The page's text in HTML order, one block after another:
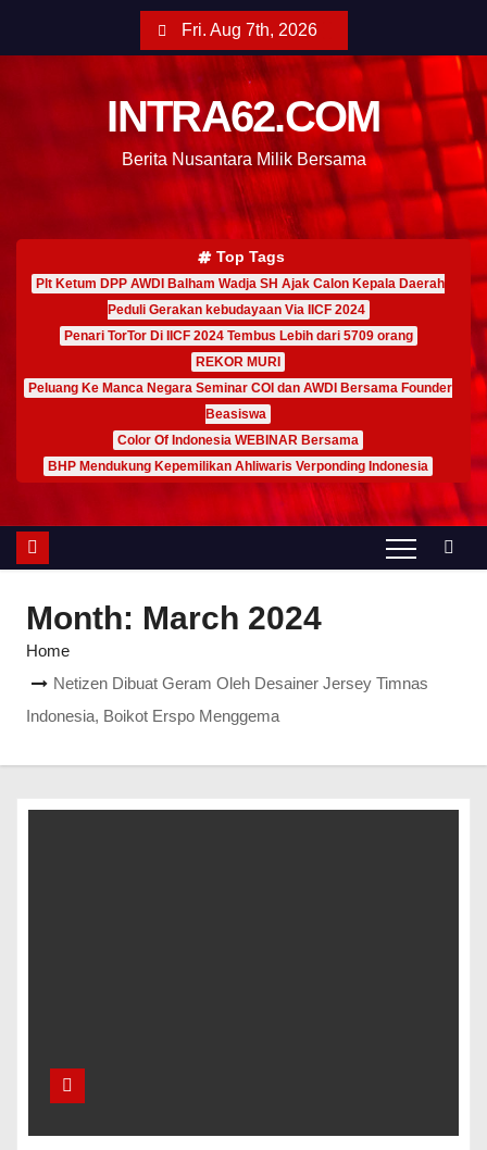
Fri. Aug 7th, 2026
INTRA62.COM
Berita Nusantara Milik Bersama
Top Tags
Plt Ketum DPP AWDI Balham Wadja SH Ajak Calon Kepala Daerah
Peduli Gerakan kebudayaan Via IICF 2024
Penari TorTor Di IICF 2024 Tembus Lebih dari 5709 orang
REKOR MURI
Peluang Ke Manca Negara Seminar COI dan AWDI Bersama Founder
Beasiswa
Color Of Indonesia WEBINAR Bersama
BHP Mendukung Kepemilikan Ahliwaris Verponding Indonesia
Month: March 2024
Home
Netizen Dibuat Geram Oleh Desainer Jersey Timnas
Indonesia, Boikot Erspo Menggema